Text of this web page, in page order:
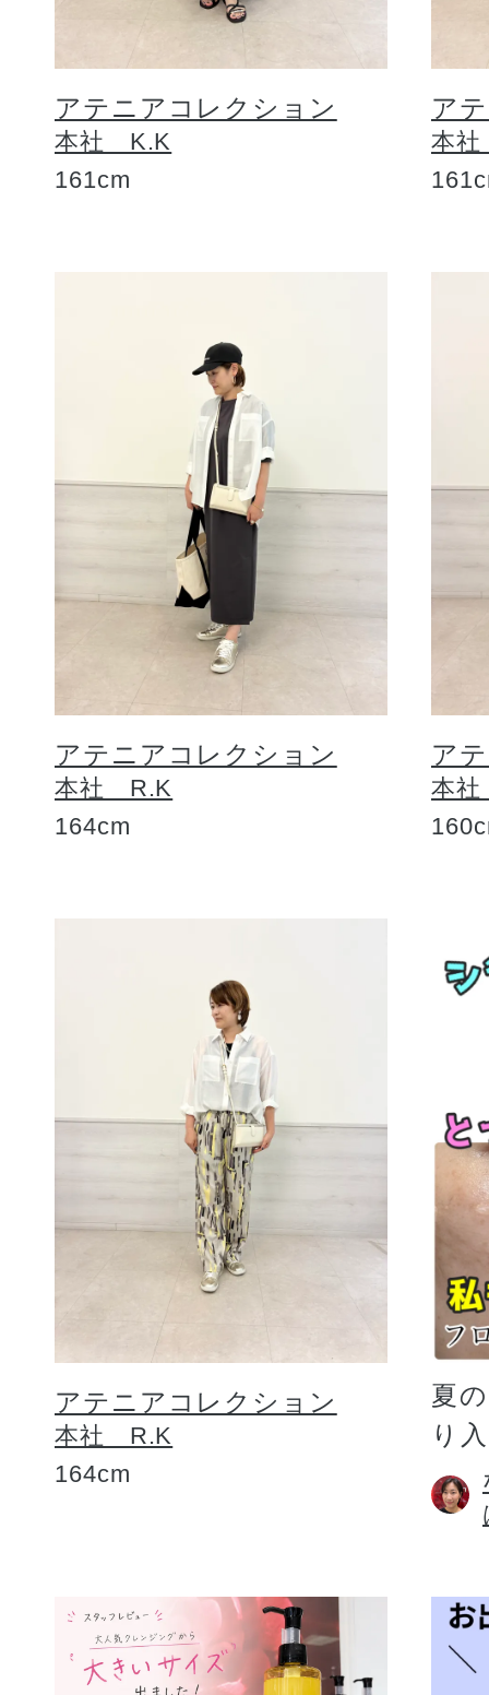
アテニアコレクション
本社 K.K
161cm
ア
本
アテニアコレクション
本社 R.K
164cm
ア
本
アテニアコレクション
本社 R.K
164cm
夏
り